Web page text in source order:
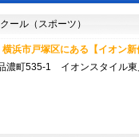
ル（スポーツ）
浜市戸塚区にある【イオン新
濃町535-1 イオンスタイル東